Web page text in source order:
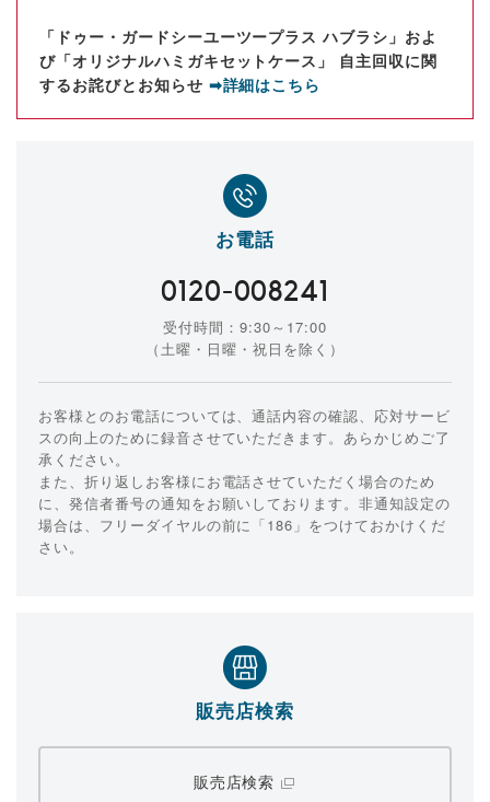
「ドゥー・ガードシーユーツープラス ハブラシ」およ
び「オリジナルハミガキセットケース」 自主回収に関
するお詫びとお知らせ ➡詳細はこちら
お電話
0120-008241
受付時間：9:30～17:00
（土曜・日曜・祝日を除く）
お客様とのお電話については、通話内容の確認、応対サービ
スの向上のために録音させていただきます。あらかじめご了
承ください。
また、折り返しお客様にお電話させていただく場合のため
に、発信者番号の通知をお願いしております。非通知設定の
場合は、フリーダイヤルの前に「186」をつけておかけくだ
さい。
販売店検索
販売店検索